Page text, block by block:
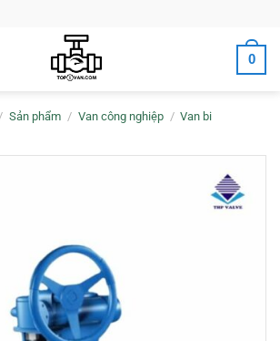
0
/ Sản phẩm / Van công nghiệp / Van bi